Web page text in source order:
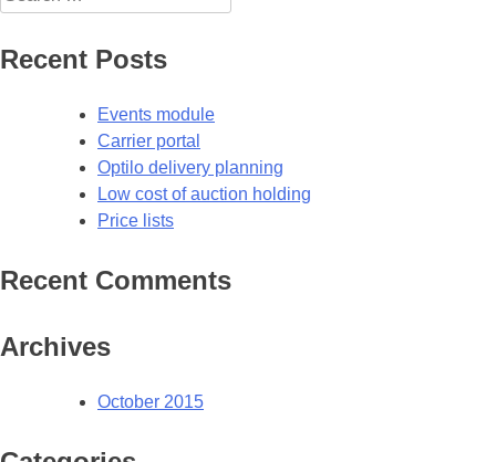
for:
Recent Posts
Events module
Carrier portal
Optilo delivery planning
Low cost of auction holding
Price lists
Recent Comments
Archives
October 2015